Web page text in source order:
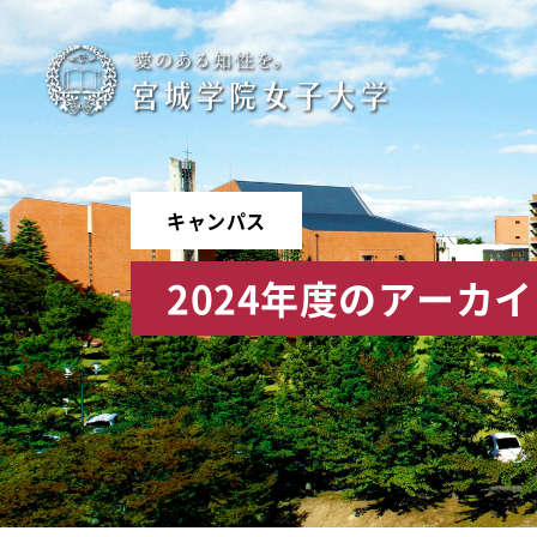
宮
城
学
院
女
子
大
学
キャンパス
2024年度のアーカ